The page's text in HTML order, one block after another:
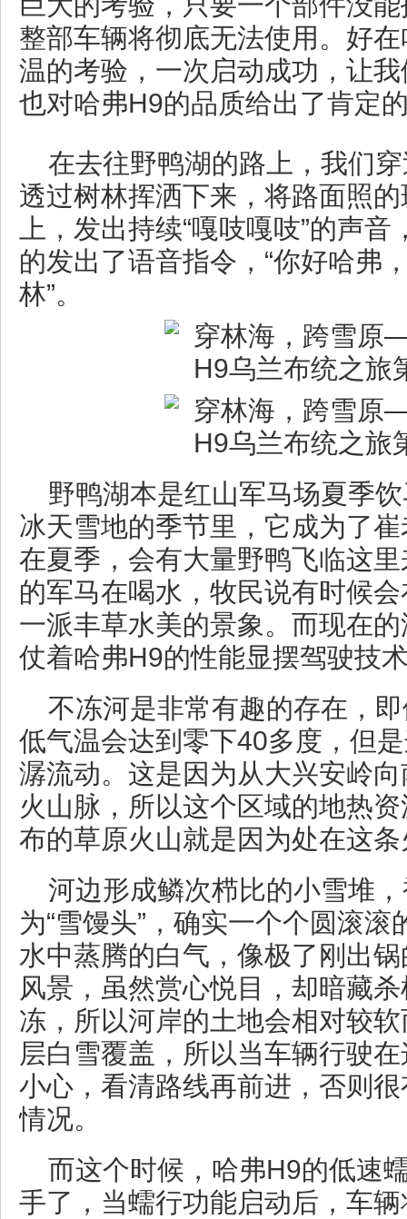
整部车辆将彻底无法使用。好
温的考验，一次启动成功，让
也对哈弗H9的品质给出了肯定
在去往野鸭湖的路上，我们
透过树林挥洒下来，将路面照
上，发出持续“嘎吱嘎吱”的声
的发出了语音指令，“你好哈弗
林”。
野鸭湖本是红山军马场夏季
冰天雪地的季节里，它成为了
在夏季，会有大量野鸭飞临这
的军马在喝水，牧民说有时候
一派丰草水美的景象。而现在
仗着哈弗H9的性能显摆驾驶技
不冻河是非常有趣的存在，
低气温会达到零下40多度，但
潺流动。这是因为从大兴安岭
火山脉，所以这个区域的地热
布的草原火山就是因为处在这
河边形成鳞次栉比的小雪堆
为“雪馒头”，确实一个个圆滚
水中蒸腾的白气，像极了刚出
风景，虽然赏心悦目，却暗藏
冻，所以河岸的土地会相对较
层白雪覆盖，所以当车辆行驶
小心，看清路线再前进，否则
情况。
而这个时候，哈弗H9的低速
手了，当蠕行功能启动后，车